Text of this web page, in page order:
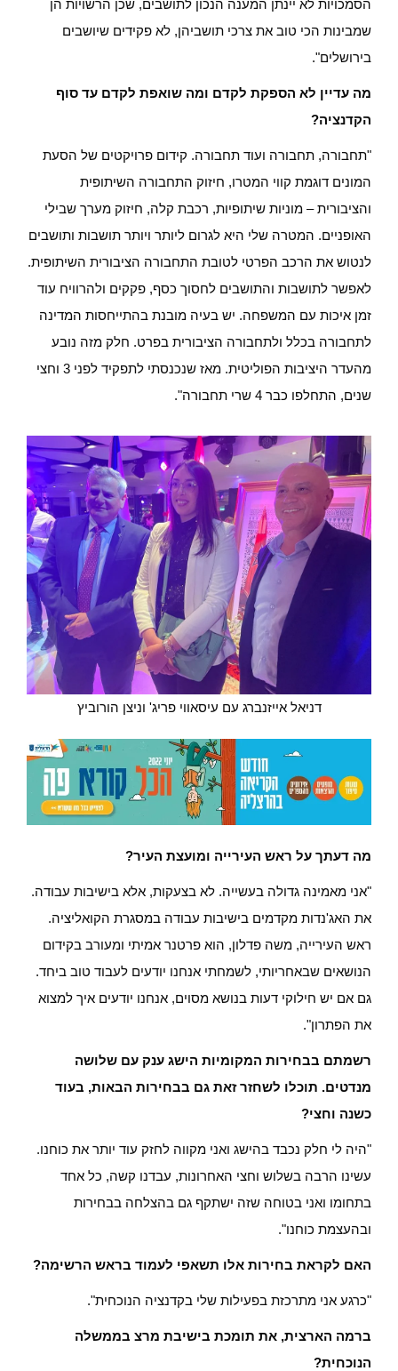
הסמכויות לא יינתן המענה הנכון לתושבים, שכן הרשויות הן
שמבינות הכי טוב את צרכי תושביהן, לא פקידים שיושבים
בירושלים".
מה עדיין לא הספקת לקדם ומה שואפת לקדם עד סוף
הקדנציה?
"תחבורה, תחבורה ועוד תחבורה. קידום פרויקטים של הסעת
המונים דוגמת קווי המטרו, חיזוק התחבורה השיתופית
והציבורית – מוניות שיתופיות, רכבת קלה, חיזוק מערך שבילי
האופניים. המטרה שלי היא לגרום ליותר ויותר תושבות ותושבים
לנטוש את הרכב הפרטי לטובת התחבורה הציבורית השיתופית.
לאפשר לתושבות והתושבים לחסוך כסף, פקקים ולהרוויח עוד
זמן איכות עם המשפחה. יש בעיה מובנת בהתייחסות המדינה
לתחבורה בכלל ולתחבורה הציבורית בפרט. חלק מזה נובע
מהעדר היציבות הפוליטית. מאז שנכנסתי לתפקיד לפני 3 וחצי
שנים, התחלפו כבר 4 שרי תחבורה".
דניאל אייזנברג עם עיסאווי פריג' וניצן הורוביץ
מה דעתך על ראש העירייה ומועצת העיר?
"אני מאמינה גדולה בעשייה. לא בצעקות, אלא בישיבות עבודה.
את האג'נדות מקדמים בישיבות עבודה במסגרת הקואליציה.
ראש העירייה, משה פדלון, הוא פרטנר אמיתי ומעורב בקידום
הנושאים שבאחריותי, לשמחתי אנחנו יודעים לעבוד טוב ביחד.
גם אם יש חילוקי דעות בנושא מסוים, אנחנו יודעים איך למצוא
את הפתרון".
רשמתם בבחירות המקומיות הישג ענק עם שלושה
מנדטים. תוכלו לשחזר זאת גם בבחירות הבאות, בעוד
כשנה וחצי?
"היה לי חלק נכבד בהישג ואני מקווה לחזק עוד יותר את כוחנו.
עשינו הרבה בשלוש וחצי האחרונות, עבדנו קשה, כל אחד
בתחומו ואני בטוחה שזה ישתקף גם בהצלחה בבחירות
ובהעצמת כוחנו".
האם לקראת בחירות אלו תשאפי לעמוד בראש הרשימה?
"כרגע אני מתרכזת בפעילות שלי בקדנציה הנוכחית".
ברמה הארצית, את תומכת בישיבת מרצ בממשלה
הנוכחית?